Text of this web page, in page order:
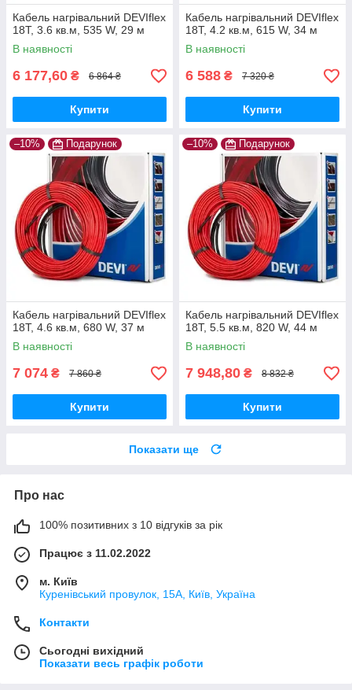
Кабель нагрівальний DEVIflex
18Т, 3.6 кв.м, 535 W, 29 м
В наявності
6 177,60 ₴ 6 864 ₴
Купити
Кабель нагрівальний DEVIflex
18Т, 4.2 кв.м, 615 W, 34 м
В наявності
6 588 ₴ 7 320 ₴
Купити
–10% Подарунок
Кабель нагрівальний DEVIflex
18Т, 4.6 кв.м, 680 W, 37 м
В наявності
7 074 ₴ 7 860 ₴
Купити
–10% Подарунок
Кабель нагрівальний DEVIflex
18Т, 5.5 кв.м, 820 W, 44 м
В наявності
7 948,80 ₴ 8 832 ₴
Купити
Показати ще
Про нас
100% позитивних з 10 відгуків за рік
Працює з 11.02.2022
м. Київ
Куренівський провулок, 15А, Київ, Україна
Контакти
Сьогодні вихідний
Показати весь графік роботи